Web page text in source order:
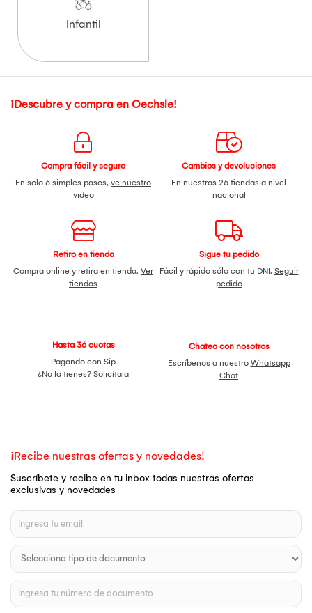
Infantil
¡Descubre y compra en Oechsle!
Compra fácil y seguro
En solo 6 simples pasos, ve nuestro
video
Cambios y devoluciones
En nuestras 26 tiendas a nivel
nacional
Retiro en tienda
Compra online y retira en tienda. Ver
tiendas
Sigue tu pedido
Fácil y rápido sólo con tu DNI. Seguir
pedido
Hasta 36 cuotas
Pagando con Sip
¿No la tienes? Solicítala
Chatea con nosotros
Escríbenos a nuestro Whatsapp
Chat
¡Recibe nuestras ofertas y novedades!
Suscríbete y recibe en tu inbox todas nuestras ofertas
exclusivas y novedades